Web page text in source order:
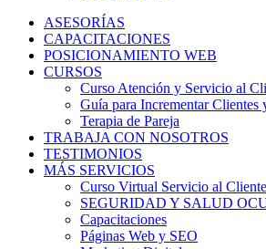
ASESORÍAS
CAPACITACIONES
POSICIONAMIENTO WEB
CURSOS
Curso Atención y Servicio al
Guía para Incrementar Clientes
Terapia de Pareja
TRABAJA CON NOSOTROS
TESTIMONIOS
MÁS SERVICIOS
Curso Virtual Servicio al Cliente
SEGURIDAD Y SALUD
Capacitaciones
Páginas Web y SEO